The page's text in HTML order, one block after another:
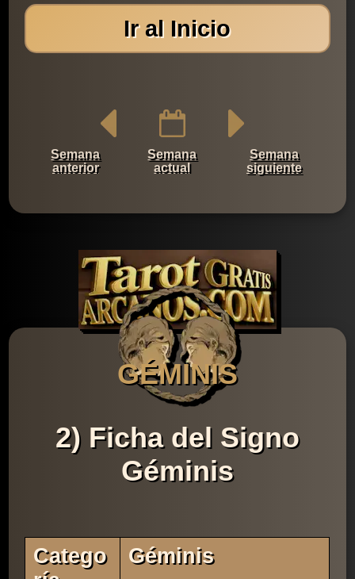
Ir al Inicio
Semana
anterior
Semana
actual
Semana
siguiente
GÉMINIS
2) Ficha del Signo
Géminis
Catego
Géminis